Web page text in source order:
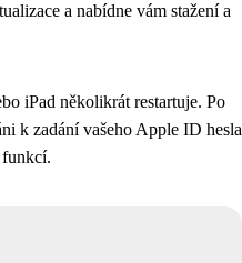
a nabídne vám stažení a
iPad několikrát restartuje. Po
k zadání vašeho Apple ID hesla
funkcí.